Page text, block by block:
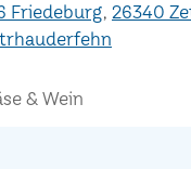
Friedeburg 26340
& Wein